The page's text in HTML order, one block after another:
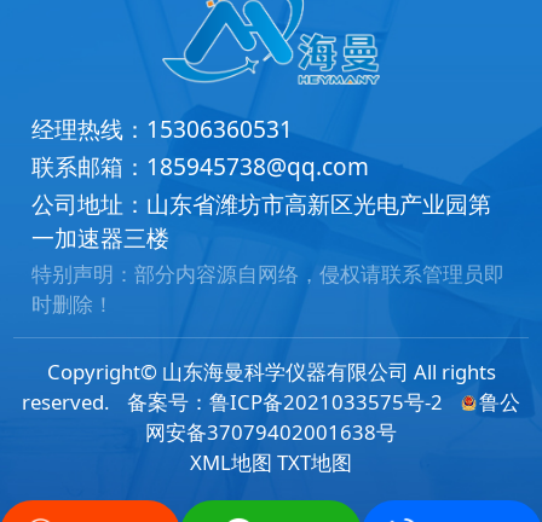
经理热线： 15306360531
联系邮箱： 185945738@qq.com
公司地址：山东省潍坊市高新区光电产业园第
一加速器三楼
特别声明：部分内容源自网络，侵权请联系管理员即
时删除！
Copyright© 山东海曼科学仪器有限公司 All rights
reserved.
备案号：鲁ICP备2021033575号-2
鲁公
网安备37079402001638号
XML地图 TXT地图